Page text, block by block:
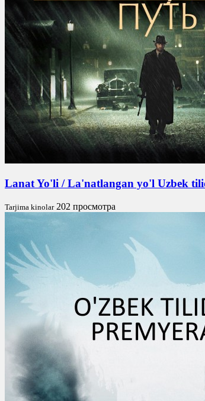
Lanat Yo'li / La'natlangan yo'l Uzbek
Tarjima kinolar 202 просмотра